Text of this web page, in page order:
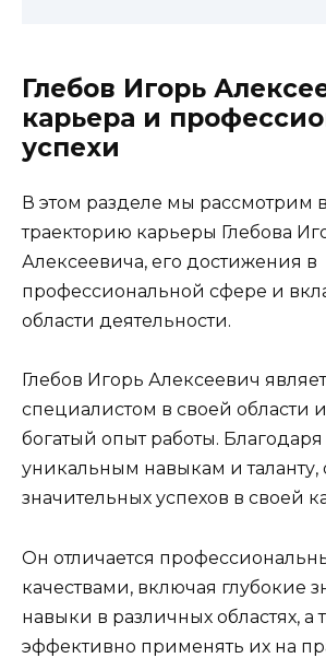
Глебов Игорь
карьера и
успехи
В этом разделе мы рассмотрим
траекторию карьеры Глебова
Алексеевича, его достижения в
профессиональной сфере и
области деятельности.
Глебов Игорь Алексеевич
специалистом в своей области
богатый опыт работы.
уникальным навыкам и таланту,
значительных успехов в своей
Он отличается
качествами, включая глубокие
навыки в различных областях, а
эффективно применять их на